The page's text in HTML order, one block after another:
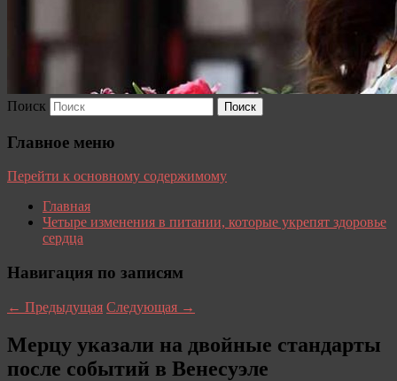
Поиск
Главное меню
Перейти к основному содержимому
Главная
Четыре изменения в питании, которые укрепят здоровье
сердца
Навигация по записям
← Предыдущая Следующая →
Мерцу указали на двойные стандарты
после событий в Венесуэле